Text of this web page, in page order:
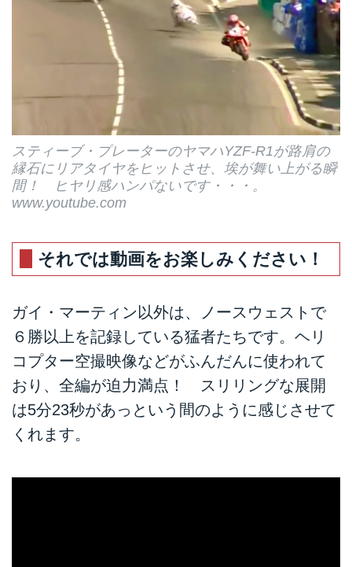
スティーブ・プレーターのヤマハYZF-R1が路肩の
縁石にリアタイヤをヒットさせ、埃が舞い上がる瞬
間！ ヒヤリ感ハンパないです・・・。
www.youtube.com
それでは動画をお楽しみください！
ガイ・マーティン以外は、ノースウェストで
６勝以上を記録している猛者たちです。ヘリ
コプター空撮映像などがふんだんに使われて
おり、全編が迫力満点！ スリリングな展開
は5分23秒があっという間のように感じさせて
くれます。